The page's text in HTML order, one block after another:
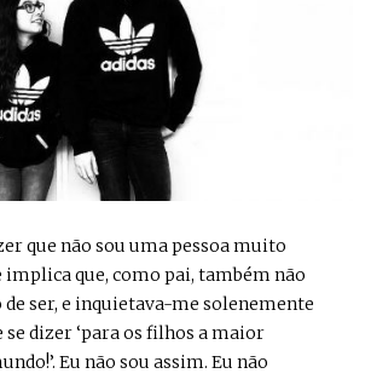
que não sou uma pessoa muito
implica que, como pai, também não
de ser, e inquietava-me solenemente
se dizer ‘para os filhos a maior
Eu não sou assim. Eu não